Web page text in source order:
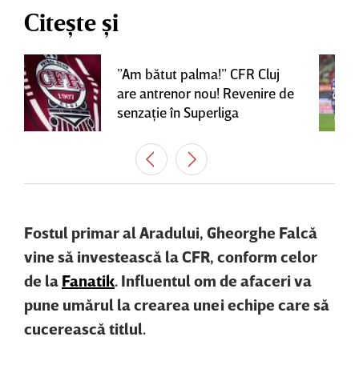
Citește și
”Am bătut palma!” CFR Cluj
are antrenor nou! Revenire de
senzaţie în Superliga
Fostul primar al Aradului, Gheorghe Falcă
vine să investească la CFR, conform celor
de la Fanatik. Influentul om de afaceri va
pune umărul la crearea unei echipe care să
cucerească titlul.